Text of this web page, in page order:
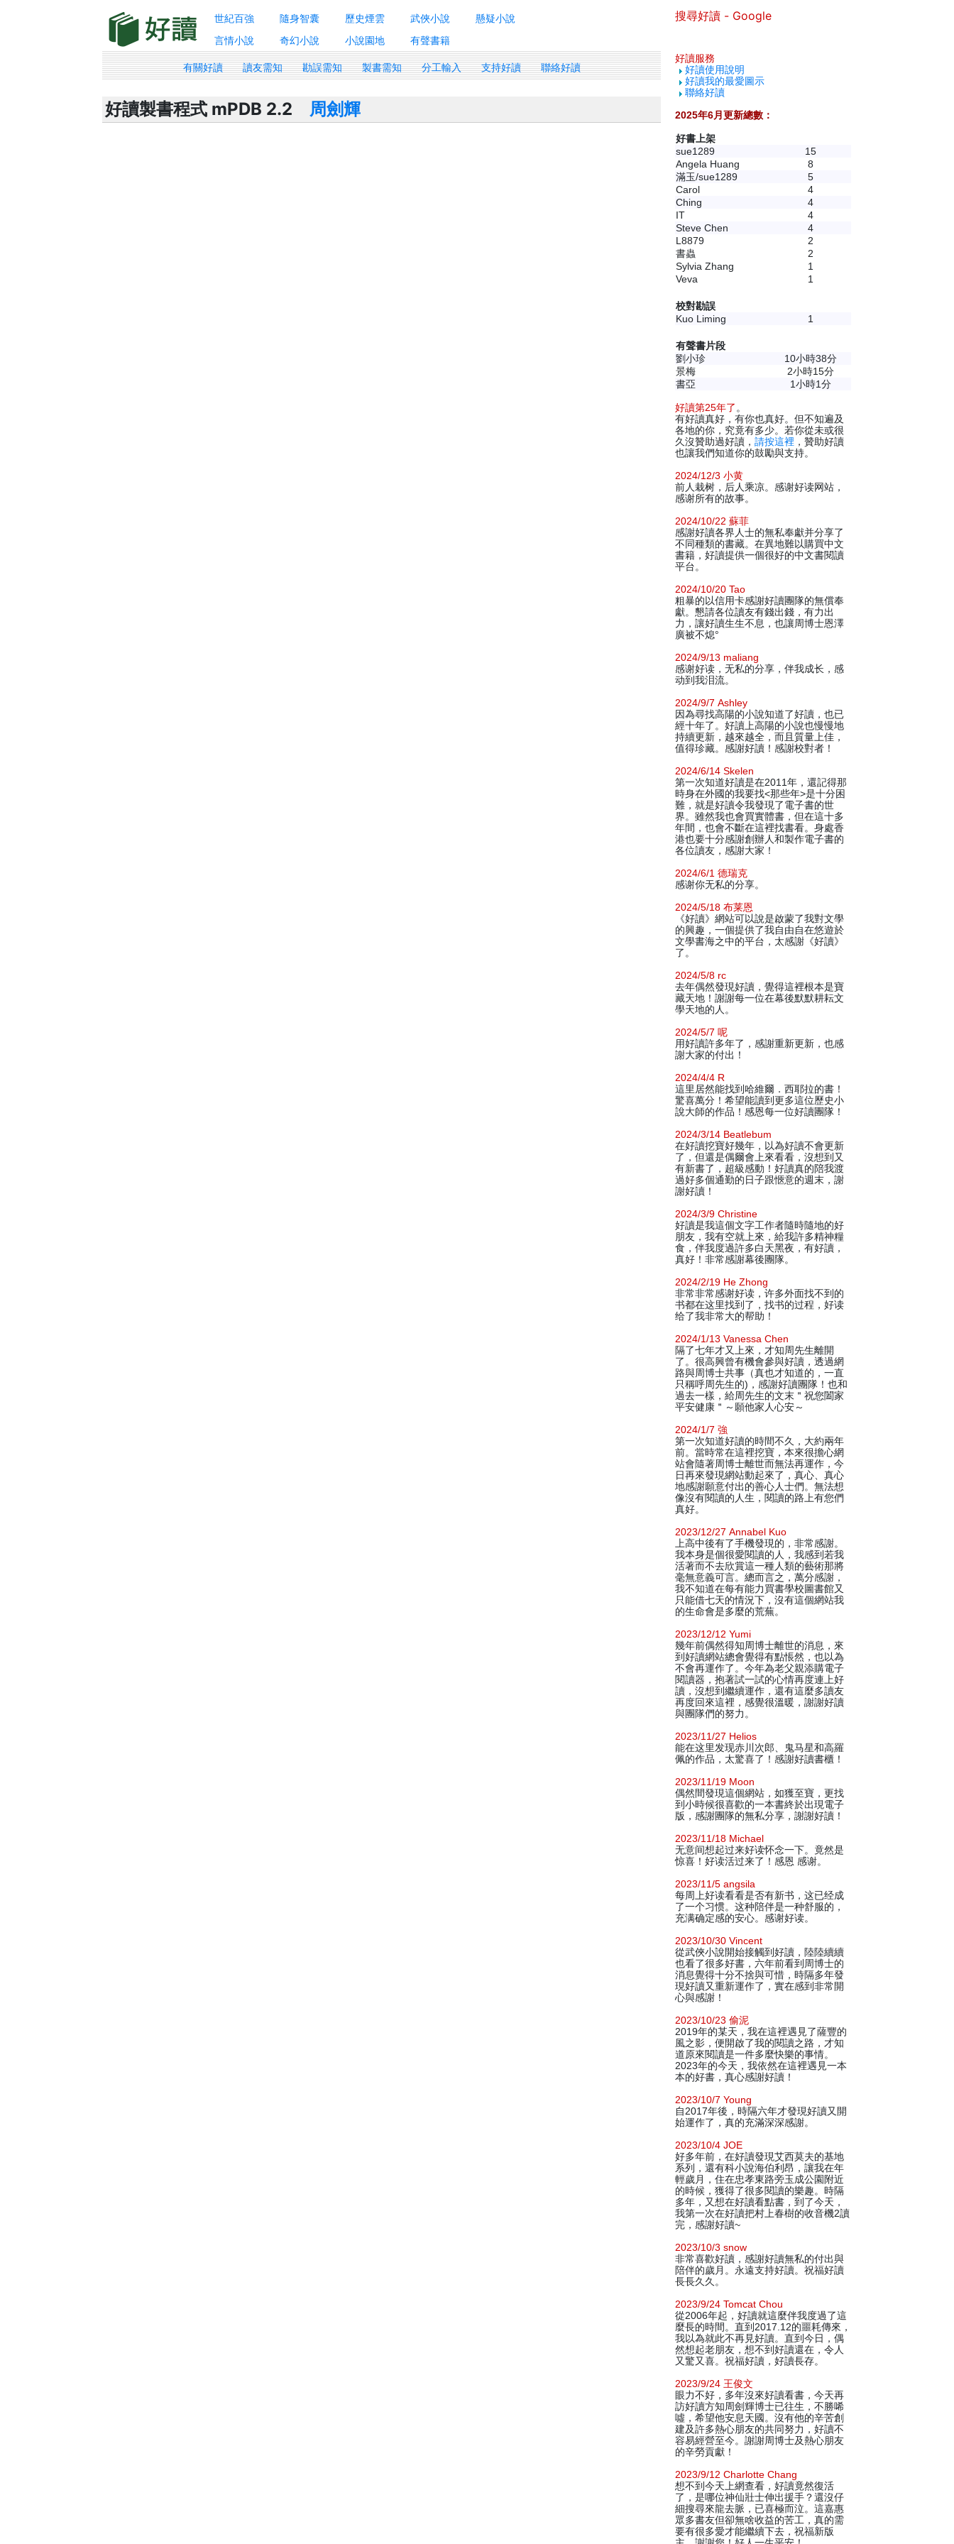
世紀百強 隨身智囊 歷史煙雲 武俠小說
懸疑小說
言情小說
奇幻小說 小說園地 有聲書籍
有關好讀 讀友需知 勘誤需知 製書需知 分工輸入 支持好讀 聯絡好讀
好讀製書程式 mPDB 2.2 周劍輝
搜尋好讀 - Google
好讀服務
好讀使用說明
好讀我的最愛圖示
聯絡好讀
2025年6月更新總數：
好書上架
sue1289
15
Angela Huang
8
滿玉/sue1289
5
Carol
4
Ching
4
IT
4
Steve Chen
4
L8879
2
書蟲
2
Sylvia Zhang
1
Veva
1
校對勘誤
Kuo Liming
1
有聲書片段
劉小珍
10小時38分
景梅
2小時15分
書亞
1小時1分
好讀第25年了 。
有好讀真好，有你也真好。但不知遍及
各地的你，究竟有多少。若你從未或很
久沒贊助過好讀， 請按這裡 ，贊助好讀
也讓我們知道你的鼓勵與支持。
2024/12/3 小黄
前人栽树，后人乘凉。感谢好读网站，
感谢所有的故事。
2024/10/22 蘇菲
感謝好讀各界人士的無私奉獻并分享了
不同種類的書藏。在異地難以購買中文
書籍，好讀提供一個很好的中文書閱讀
平台。
2024/10/20 Tao
粗暴的以信用卡感謝好讀團隊的無償奉
獻。懇請各位讀友有錢出錢，有力出
力，讓好讀生生不息，也讓周博士恩澤
廣被不熄°
2024/9/13 maliang
感谢好读，无私的分享，伴我成长，感
动到我泪流。
2024/9/7 Ashley
因為尋找高陽的小說知道了好讀，也已
經十年了。好讀上高陽的小說也慢慢地
持續更新，越來越全，而且質量上佳，
值得珍藏。感謝好讀！感謝校對者！
2024/6/14 Skelen
第一次知道好讀是在2011年，還記得那
時身在外國的我要找<那些年>是十分困
難，就是好讀令我發現了電子書的世
界。雖然我也會買實體書，但在這十多
年間，也會不斷在這裡找書看。身處香
港也要十分感謝創辦人和製作電子書的
各位讀友，感謝大家！
2024/6/1 德瑞克
感谢你无私的分享。
2024/5/18 布莱恩
《好讀》網站可以說是啟蒙了我對文學
的興趣，一個提供了我自由自在悠遊於
文學書海之中的平台，太感謝《好讀》
了。
2024/5/8 rc
去年偶然發現好讀，覺得這裡根本是寶
藏天地！謝謝每一位在幕後默默耕耘文
學天地的人。
2024/5/7 呢
用好讀許多年了，感謝重新更新，也感
謝大家的付出！
2024/4/4 R
這里居然能找到哈維爾．西耶拉的書！
驚喜萬分！希望能讀到更多這位歷史小
說大師的作品！感恩每一位好讀團隊！
2024/3/14 Beatlebum
在好讀挖寶好幾年，以為好讀不會更新
了，但還是偶爾會上來看看，沒想到又
有新書了，超級感動！好讀真的陪我渡
過好多個通勤的日子跟愜意的週末，謝
謝好讀！
2024/3/9 Christine
好讀是我這個文字工作者隨時隨地的好
朋友，我有空就上來，給我許多精神糧
食，伴我度過許多白天黑夜，有好讀，
真好！非常感謝幕後團隊。
2024/2/19 He Zhong
非常非常感谢好读，许多外面找不到的
书都在这里找到了，找书的过程，好读
给了我非常大的帮助！
2024/1/13 Vanessa Chen
隔了七年才又上來，才知周先生離開
了。很高興曾有機會參與好讀，透過網
路與周博士共事（真也才知道的，一直
只稱呼周先生的)，感謝好讀團隊！也和
過去一樣，給周先生的文末＂祝您闔家
平安健康＂～願他家人心安～
2024/1/7 強
第一次知道好讀的時間不久，大約兩年
前。當時常在這裡挖寶，本來很擔心網
站會隨著周博士離世而無法再運作，今
日再來發現網站動起來了，真心、真心
地感謝願意付出的善心人士們。無法想
像沒有閱讀的人生，閱讀的路上有您們
真好。
2023/12/27 Annabel Kuo
上高中後有了手機發現的，非常感謝。
我本身是個很愛閱讀的人，我感到若我
活著而不去欣賞這一種人類的藝術那將
毫無意義可言。總而言之，萬分感謝，
我不知道在每有能力買書學校圖書館又
只能借七天的情況下，沒有這個網站我
的生命會是多麼的荒蕪。
2023/12/12 Yumi
幾年前偶然得知周博士離世的消息，來
到好讀網站總會覺得有點悵然，也以為
不會再運作了。今年為老父親添購電子
閱讀器，抱著試一試的心情再度連上好
讀，沒想到繼續運作，還有這麼多讀友
再度回來這裡，感覺很溫暖，謝謝好讀
與團隊們的努力。
2023/11/27 Helios
能在这里发现赤川次郎、鬼马星和高羅
佩的作品，太驚喜了！感謝好讀書櫃！
2023/11/19 Moon
偶然間發現這個網站，如獲至寶，更找
到小時候很喜歡的一本書終於出現電子
版，感謝團隊的無私分享，謝謝好讀！
2023/11/18 Michael
无意间想起过来好读怀念一下。竟然是
惊喜！好读活过来了！感恩 感谢。
2023/11/5 angsila
每周上好读看看是否有新书，这已经成
了一个习惯。这种陪伴是一种舒服的，
充满确定感的安心。感谢好读。
2023/10/30 Vincent
從武俠小說開始接觸到好讀，陸陸續續
也看了很多好書，六年前看到周博士的
消息覺得十分不捨與可惜，時隔多年發
現好讀又重新運作了，實在感到非常開
心與感謝！
2023/10/23 偷泥
2019年的某天，我在這裡遇見了薩豐的
風之影，便開啟了我的閱讀之路，才知
道原來閱讀是一件多麼快樂的事情。
2023年的今天，我依然在這裡遇見一本
本的好書，真心感謝好讀！
2023/10/7 Young
自2017年後，時隔六年才發現好讀又開
始運作了，真的充滿深深感謝。
2023/10/4 JOE
好多年前，在好讀發現艾西莫夫的基地
系列，還有科小說海伯利昂，讓我在年
輕歲月，住在忠孝東路旁玉成公園附近
的時候，獲得了很多閱讀的樂趣。時隔
多年，又想在好讀看點書，到了今天，
我第一次在好讀把村上春樹的收音機2讀
完，感謝好讀~
2023/10/3 snow
非常喜歡好讀，感謝好讀無私的付出與
陪伴的歲月。永遠支持好讀。祝福好讀
長長久久。
2023/9/24 Tomcat Chou
從2006年起，好讀就這麼伴我度過了這
麼長的時間。直到2017.12的噩耗傳來，
我以為就此不再見好讀。直到今日，偶
然想起老朋友，想不到好讀還在，令人
又驚又喜。祝福好讀，好讀長存。
2023/9/24 王俊文
眼力不好，多年沒來好讀看書，今天再
訪好讀方知周劍輝博士已往生，不勝唏
噓，希望他安息天國。沒有他的辛苦創
建及許多熱心朋友的共同努力，好讀不
容易經營至今。謝謝周博士及熱心朋友
的辛勞貢獻！
2023/9/12 Charlotte Chang
想不到今天上網查看，好讀竟然復活
了，是哪位神仙壯士伸出援手？還沒仔
細搜尋來龍去脈，已喜極而泣。這嘉惠
眾多書友但卻無啥收益的苦工，真的需
要有很多愛才能繼續下去，祝福新版